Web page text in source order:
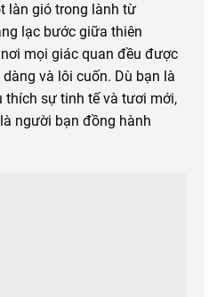
làn gió trong lành từ
lạc bước giữa thiên
mọi giác quan đều được
và lôi cuốn. Dù bạn là
thích sự tinh tế và tươi mới,
người bạn đồng hành